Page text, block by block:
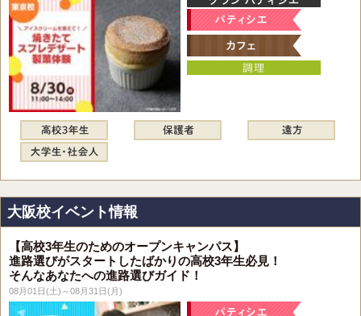
大阪校イベント情報
【高校3年生のためのオープンキャンパス】
進路選びがスタートしたばかりの高校3年生必見！
そんなあなたへの進路選びガイド！
08月01日(土)～08月31日(月)